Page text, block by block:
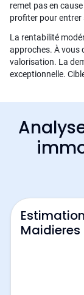
remet pas en
profiter pour entrer
La rentabilité
approches. À vous
valorisation. La
exceptionnelle.
Maidieres